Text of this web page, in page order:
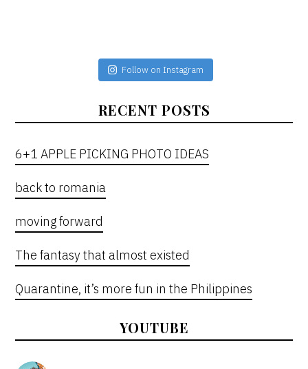
Follow on Instagram
RECENT POSTS
6+1 APPLE PICKING PHOTO IDEAS
back to romania
moving forward
The fantasy that almost existed
Quarantine, it’s more fun in the Philippines
YOUTUBE